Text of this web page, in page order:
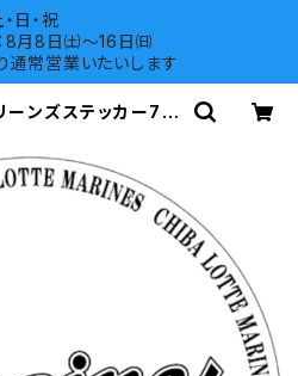
日・祝
8月8日㈯～16日㈰
通常営業いたいします
ーンズステッカー7 |